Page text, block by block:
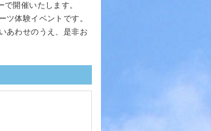
開催いたします。
体験イベントです。
あわせのうえ、是非お